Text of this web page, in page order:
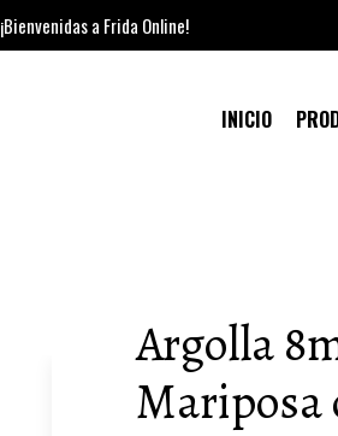
¡Bienvenidas a Frida Online!
INICIO
Argolla
Mariposa